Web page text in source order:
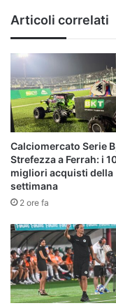
Articoli correlati
Calciomercato Serie
Strefezza a Ferrah: i
migliori acquisti della
settimana
2 ore fa